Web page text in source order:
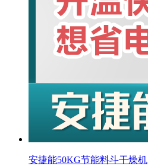
安捷能50KG节能料斗干燥机